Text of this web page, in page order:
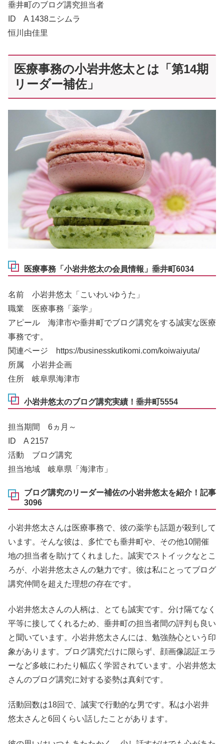
垂井町のブログ講究担当者
ID A 1438ニシムラ
恒川由佳里
医療事務の小岩井悠太とは「第14期
リーダー補佐」
医療事務「小岩井悠太の会員情報」垂井町6034
名前 小岩井悠太「こいわいゆうた」
職業 医療事務「薬学」
アピール 海津市や垂井町でブログ講究をする誠実な医療
事務です。
関連ページ https://businesskutikomi.com/koiwaiyuta/
所属 小岩井企画
住所 岐阜県海津市
小岩井悠太のブログ講究実績！垂井町5554
担当期間 6ヵ月～
ID A 2157
活動 ブログ講究
担当地域 岐阜県「海津市」
ブログ講究のリーダー補佐の小岩井悠太を紹介！記事
3096
小岩井悠太さんは医療事務で、彼の薬学も話題が殺到して
います。そんな彼は、多忙でも垂井町や、その他10開催
地の担当者を助けてくれました。誠実でストイックなとこ
ろが、小岩井悠太さんの魅力です。彼は私にとってブログ
講究仲間を超えた理想の存在です。
小岩井悠太さんの人柄は、とても誠実です。分け隔てなく
平等に接してくれるため、垂井町の担当者間の評判も良い
と聞いています。小岩井悠太さんには、勉強熱心という印
象があります。ブログ講究だけに限らず、顔画像認証エラ
ーなど多岐にわたり幅広く学習されています。小岩井悠太
さんのブログ講究に対する姿勢は真剣です。
活動回数は18回で、誠実で行動的な男です。私は小岩井
悠太さんと6回くらい話したことがあります。